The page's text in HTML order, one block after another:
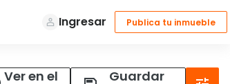
Ver en el
Guardar